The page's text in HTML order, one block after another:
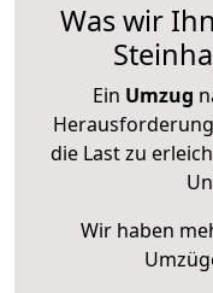
Was wir
Ein Umzug
die Last zu
Wir haben